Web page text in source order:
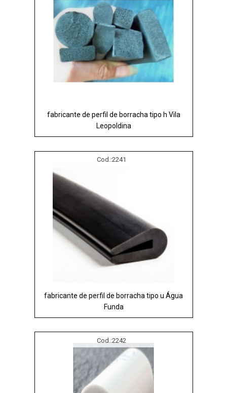
fabricante de perfil de borracha tipo h Vila
Leopoldina
Cod.:2241
fabricante de perfil de borracha tipo u Água
Funda
Cod.:2242